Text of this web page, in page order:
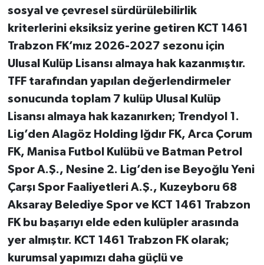
sosyal ve çevresel sürdürülebilirlik
kriterlerini eksiksiz yerine getiren KCT 1461
Trabzon FK’mız 2026-2027 sezonu için
Ulusal Kulüp Lisansı almaya hak kazanmıştır.
TFF tarafından yapılan değerlendirmeler
sonucunda toplam 7 kulüp Ulusal Kulüp
Lisansı almaya hak kazanırken; Trendyol 1.
Lig’den Alagöz Holding Iğdır FK, Arca Çorum
FK, Manisa Futbol Kulübü ve Batman Petrol
Spor A.Ş., Nesine 2. Lig’den ise Beyoğlu Yeni
Çarşı Spor Faaliyetleri A.Ş., Kuzeyboru 68
Aksaray Belediye Spor ve KCT 1461 Trabzon
FK bu başarıyı elde eden kulüpler arasında
yer almıştır. KCT 1461 Trabzon FK olarak;
kurumsal yapımızı daha güçlü ve